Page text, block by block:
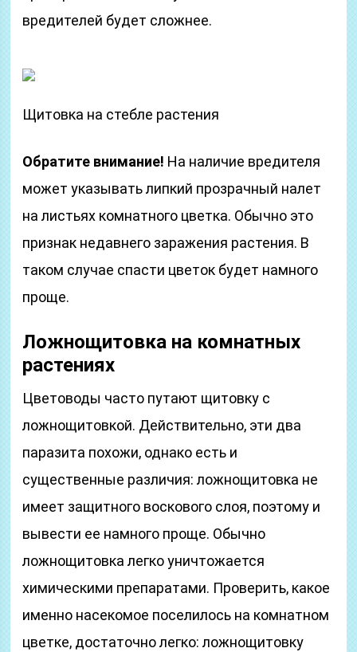
вредителей будет сложнее.
Щитовка на стебле растения
Обратите внимание! На наличие вредителя
может указывать липкий прозрачный налет
на листьях комнатного цветка. Обычно это
признак недавнего заражения растения. В
таком случае спасти цветок будет намного
проще.
Ложнощитовка на комнатных
растениях
Цветоводы часто путают щитовку с
ложнощитовкой. Действительно, эти два
паразита похожи, однако есть и
существенные различия: ложнощитовка не
имеет защитного воскового слоя, поэтому и
вывести ее намного проще. Обычно
ложнощитовка легко уничтожается
химическими препаратами. Проверить, какое
именно насекомое поселилось на комнатном
цветке, достаточно легко: ложнощитовку